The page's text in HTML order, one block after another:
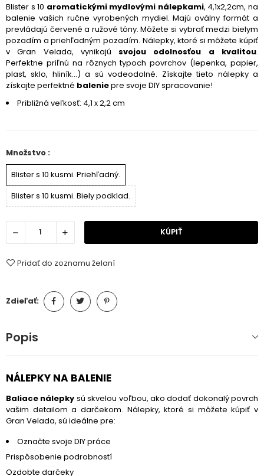
Blister s 10 aromatickými mydlovými nálepkami, 4,1x2,2cm, na
balenie vašich ručne vyrobených mydiel. Majú oválny formát a
prevládajú červené a ružové tóny. Môžete si vybrať medzi bielym
pozadím a priehľadným pozadím. Nálepky, ktoré si môžete kúpiť
v Gran Velada, vynikajú svojou odolnosťou a kvalitou.
Perfektne priľnú na rôznych typoch povrchov (lepenka, papier,
plast, sklo, hliník...) a sú vodeodolné. Získajte tieto nálepky a
získajte perfektné baleniepre svoje DIY spracovanie!
Približná veľkosť: 4,1 x 2,2 cm
Množstvo :
Blister s 10 kusmi. Priehľadný.
Blister s 10 kusmi. Biely podklad.
KÚPIŤ
Pridať do zoznamu želaní
Zdieľať:
Popis
NÁLEPKY NA BALENIE
Baliace nálepky sú skvelou voľbou, ako dodať dokonalý povrch
vašim detailom a darčekom. Nálepky, ktoré si môžete kúpiť v
Gran Velada, sú ideálne pre:
Označte svoje DIY práce
Prispôsobenie podrobností
Ozdobte darčeky